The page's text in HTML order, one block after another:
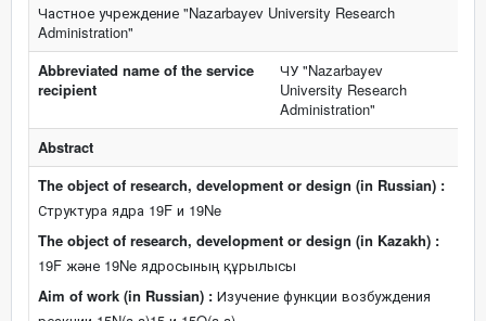
Частное учреждение "Nazarbayev University Research
Administration"
Abbreviated name of the service
recipient
ЧУ "Nazarbayev
University Research
Administration"
Abstract
The object of research, development or design (in Russian) :
Структура ядра 19F и 19Ne
The object of research, development or design (in Kazakh) :
19F және 19Ne ядросының құрылысы
Aim of work (in Russian) : Изучение функции возбуждения